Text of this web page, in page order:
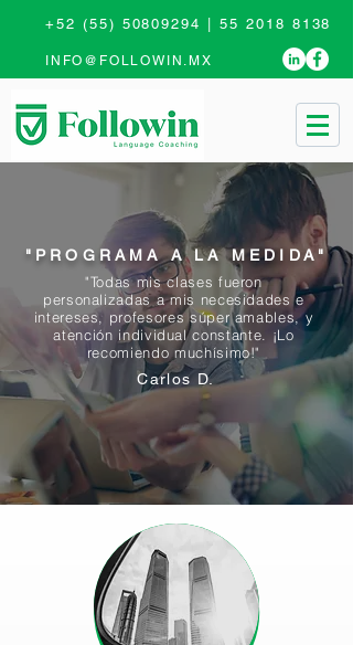
+52 (55) 50809294 |55 2018 8138
INFO@FOLLOWIN.MX
"PROGRAMA A LA MEDIDA"
"Todas mis clases fueron
personalizadas a mis necesidades e
intereses, profesores súper amables, y
atención individual constante. ¡Lo
recomiendo muchísimo!"
Carlos D.